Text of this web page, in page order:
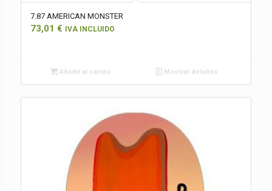
7.87 AMERICAN MONSTER
73,01 € IVA INCLUIDO
Añadir al carrito Mostrar detalles